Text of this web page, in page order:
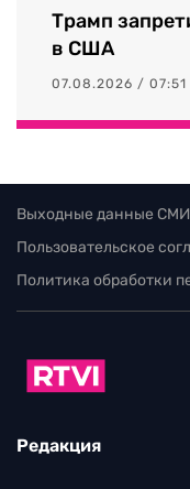
Трамп
в США
07.08.2026 / 07:51
Выходные данные СМИ
Пользовательское
Политика обработки
Редакция